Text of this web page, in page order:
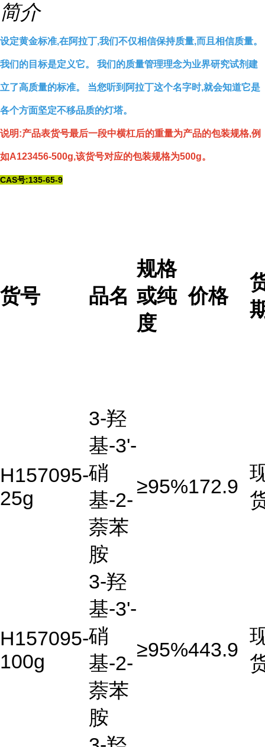
简介
设定黄金标准,在阿拉丁,我们不仅相信保持质量,而且相信质量。
我们的目标是定义它。 我们的质量管理理念为业界研究试剂建
立了高质量的标准。 当您听到阿拉丁这个名字时,就会知道它是
各个方面坚定不移品质的灯塔。
说明:产品表货号最后一段中横杠后的重量为产品的包装规格,例
如A123456-500g,该货号对应的包装规格为500g。
CAS号:135-65-9
货号 品名
规格
或纯
度
价格
H157095-
25g
3-羟
基-3'-
硝
基-2-
萘苯
胺
≥95%172.9
H157095-
100g
3-羟
基-3'-
硝
基-2-
萘苯
胺
≥95%443.9